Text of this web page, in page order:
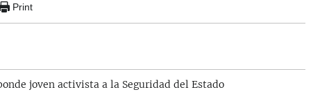
Print
joven activista a la Seguridad del Estado